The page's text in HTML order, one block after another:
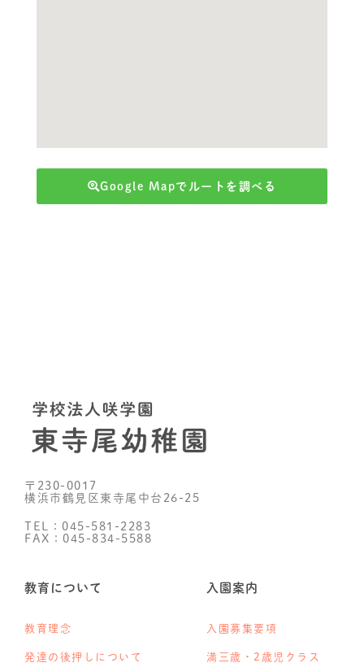
Google Mapでルートを調べる
〒230-0017
横浜市鶴見区東寺尾中台26-25
TEL：045-581-2283
FAX：045-834-5588
教育について
教育理念
発達の後押しについて
入園案内
入園募集要項
満三歳・2歳児クラス